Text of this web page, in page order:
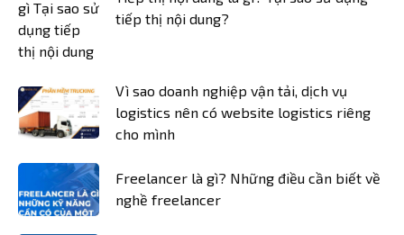
tiếp thị nội dung?
Vì sao doanh nghiệp vận tải, dịch vụ
logistics nên có website logistics riêng
cho mình
Freelancer là gì? Những điều cần biết về
nghề freelancer